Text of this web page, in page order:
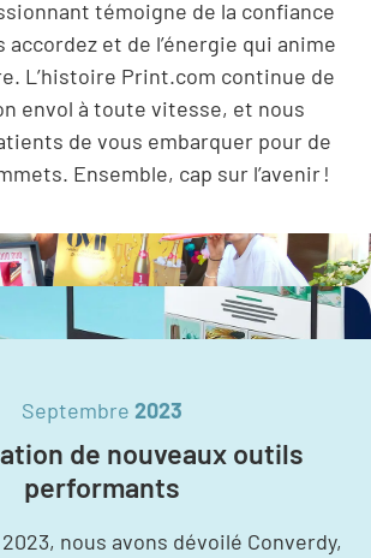
témoigne de la confiance
accordez et de l’énergie qui anime
L’histoire Print.com continue de
envol à toute vitesse, et nous
de vous embarquer pour de
Ensemble, cap sur l’avenir !
Septembre 2023
de nouveaux outils
performants
nous avons dévoilé Converdy,